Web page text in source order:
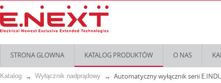
STRONA GLOWNA KATALOG PRODUKTÓW O NAS
Katalog Wyłącznik nadprądowy Automatyczny wyłącznik serii